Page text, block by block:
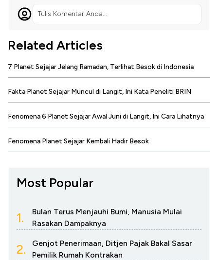
Tulis Komentar Anda...
Related Articles
7 Planet Sejajar Jelang Ramadan, Terlihat Besok di Indonesia
Fakta Planet Sejajar Muncul di Langit, Ini Kata Peneliti BRIN
Fenomena 6 Planet Sejajar Awal Juni di Langit, Ini Cara Lihatnya
Fenomena Planet Sejajar Kembali Hadir Besok
Most Popular
1.
Bulan Terus Menjauhi Bumi, Manusia Mulai
Rasakan Dampaknya
2.
Genjot Penerimaan, Ditjen Pajak Bakal Sasar
Pemilik Rumah Kontrakan